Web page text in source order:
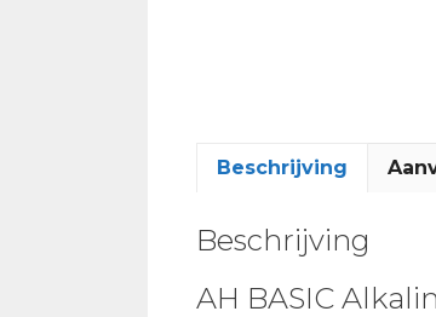
Beschrijving
Beschrijving
AH BASIC